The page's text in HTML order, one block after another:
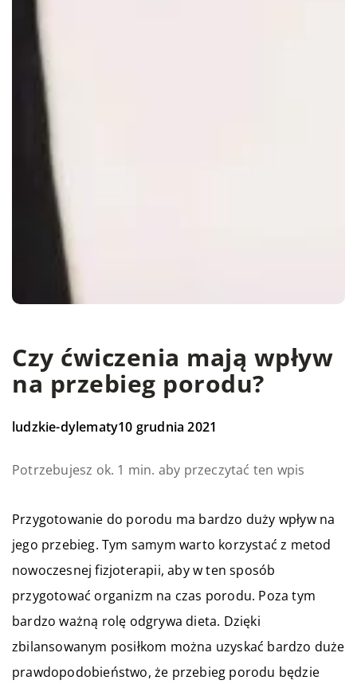
Czy ćwiczenia mają wpływ
na przebieg porodu?
ludzkie-dylematy10 grudnia 2021
Potrzebujesz ok. 1 min. aby przeczytać ten wpis
Przygotowanie do porodu ma bardzo duży wpływ na
jego przebieg. Tym samym warto korzystać z metod
nowoczesnej fizjoterapii, aby w ten sposób
przygotować organizm na czas porodu. Poza tym
bardzo ważną rolę odgrywa dieta. Dzięki
zbilansowanym posiłkom można uzyskać bardzo duże
prawdopodobieństwo, że przebieg porodu będzie